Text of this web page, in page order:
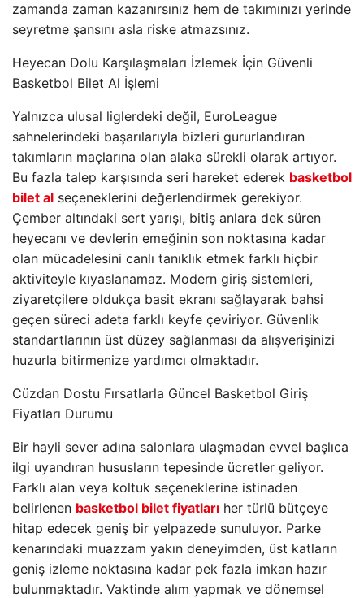
zamanda zaman kazanırsınız hem de takımınızı yerinde
seyretme şansını asla riske atmazsınız.
Heyecan Dolu Karşılaşmaları İzlemek İçin Güvenli
Basketbol Bilet Al İşlemi
Yalnızca ulusal liglerdeki değil, EuroLeague
sahnelerindeki başarılarıyla bizleri gururlandıran
takımların maçlarına olan alaka sürekli olarak artıyor.
Bu fazla talep karşısında seri hareket ederek basketbol
bilet al seçeneklerini değerlendirmek gerekiyor.
Çember altındaki sert yarışı, bitiş anlara dek süren
heyecanı ve devlerin emeğinin son noktasına kadar
olan mücadelesini canlı tanıklık etmek farklı hiçbir
aktiviteyle kıyaslanamaz. Modern giriş sistemleri,
ziyaretçilere oldukça basit ekranı sağlayarak bahsi
geçen süreci adeta farklı keyfe çeviriyor. Güvenlik
standartlarının üst düzey sağlanması da alışverişinizi
huzurla bitirmenize yardımcı olmaktadır.
Cüzdan Dostu Fırsatlarla Güncel Basketbol Giriş
Fiyatları Durumu
Bir hayli sever adına salonlara ulaşmadan evvel başlıca
ilgi uyandıran hususların tepesinde ücretler geliyor.
Farklı alan veya koltuk seçeneklerine istinaden
belirlenen basketbol bilet fiyatları her türlü bütçeye
hitap edecek geniş bir yelpazede sunuluyor. Parke
kenarındaki muazzam yakın deneyimden, üst katların
geniş izleme noktasına kadar pek fazla imkan hazır
bulunmaktadır. Vaktinde alım yapmak ve dönemsel